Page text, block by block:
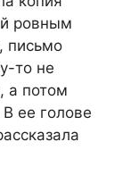
ровным
письмо
то не
а потом
ее голове